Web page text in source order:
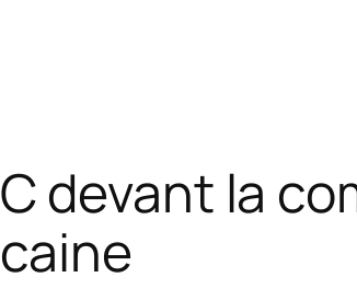
devant la